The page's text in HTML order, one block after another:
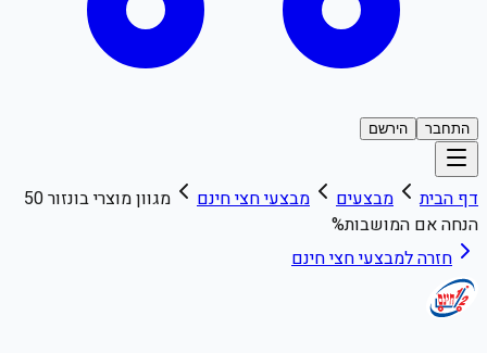
התחבר הירשם
דף הבית מבצעים מבצעיחצי חינם
מגוון מוצרי בונזור 50
הנחה אם המושבות%
חזרה למבצעיחצי חינם